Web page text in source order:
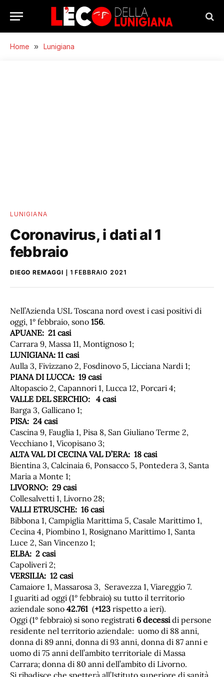
Home » Lunigiana
LUNIGIANA
Coronavirus, i dati al 1
febbraio
DIEGO REMAGGI 1 FEBBRAIO 2021
Nell’Azienda USL Toscana nord ovest i casi positivi di
oggi, 1° febbraio, sono 156.
APUANE: 21 casi
Carrara 9, Massa 11, Montignoso 1;
LUNIGIANA: 11 casi
Aulla 3, Fivizzano 2, Fosdinovo 5, Licciana Nardi 1;
PIANA DI LUCCA: 19 casi
Altopascio 2, Capannori 1, Lucca 12, Porcari 4;
VALLE DEL SERCHIO: 4 casi
Barga 3, Gallicano 1;
PISA: 24 casi
Cascina 9, Fauglia 1, Pisa 8, San Giuliano Terme 2,
Vecchiano 1, Vicopisano 3;
ALTA VAL DI CECINA VAL D’ERA: 18 casi
Bientina 3, Calcinaia 6, Ponsacco 5, Pontedera 3, Santa
Maria a Monte 1;
LIVORNO: 29 casi
Collesalvetti 1, Livorno 28;
VALLI ETRUSCHE: 16 casi
Bibbona 1, Campiglia Marittima 5, Casale Marittimo 1,
Cecina 4, Piombino 1, Rosignano Marittimo 1, Santa
Luce 2, San Vincenzo 1;
ELBA: 2 casi
Capoliveri 2;
VERSILIA: 12 casi
Camaiore 1, Massarosa 3, Seravezza 1, Viareggio 7.
I guariti ad oggi (1° febbraio) su tutto il territorio
aziendale sono 42.761 (+123 rispetto a ieri).
Oggi (1° febbraio) si sono registrati 6 decessidi persone
residente nel territorio aziendale: uomo di 88 anni,
donna di 89 anni, donna di 93 anni, donna di 87 anni e
uomo di 75 anni dell’ambito territoriale di Massa
Carrara; donna di 80 anni dell’ambito di Livorno.
Si ribadisce che spetterà all’Istituto superiore di sanità